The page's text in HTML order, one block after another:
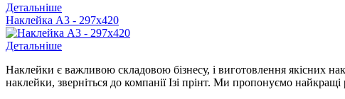
Детальніше
Наклейка А3 - 297х420
Детальніше
Наклейки є важливою складовою бізнесу, і виготовлення якісних
наклейки, зверніться до компанії Ізі прінт. Ми пропонуємо